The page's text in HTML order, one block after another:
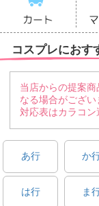
コスプレにおす
当店からの提案
なる場合がござい
対応表はカラコン
あ行 か
は行 ま